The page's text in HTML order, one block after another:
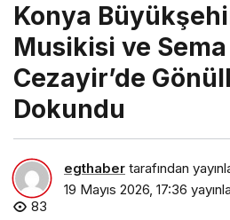
Konya
Musikisi ve
Cezayir’de
Dokundu
egthaber tarafından
19 Mayıs 2026, 17:36
83